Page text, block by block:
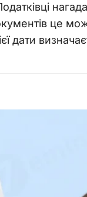
це
дати